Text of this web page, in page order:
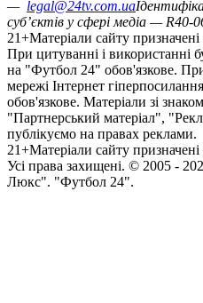
— legal@24tv.com.ua
суб’єктів у сфері медіа — R40-
21+Матеріали сайту
При цитуванні і використанні
на "Футбол 24" обов'язкове.
мережі Інтернет
обов'язкове. Матеріали зі
"Партнерський матеріал",
публікуємо на правах реклами.
21+Матеріали сайту
Усi права захищенi. © 2005 -
Люкс". "Футбол 24".